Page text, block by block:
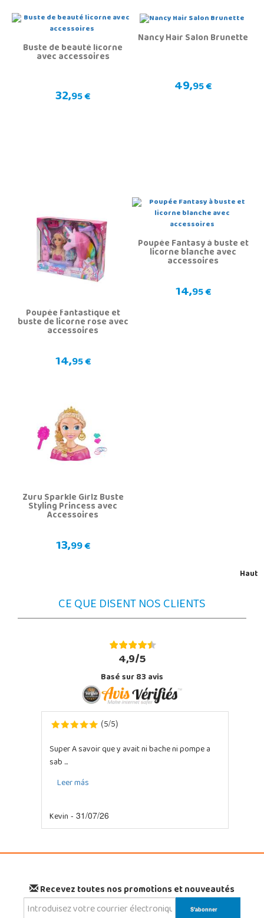
Buste de beauté licorne
avec accessoires
32,95 €
Nancy Hair Salon Brunette
49,95 €
Poupée fantastique et
buste de licorne rose avec
accessoires
14,95 €
Poupée Fantasy à buste et
licorne blanche avec
accessoires
14,95 €
Zuru Sparkle Girlz Buste
Styling Princess avec
Accessoires
13,99 €
Haut
CE QUE DISENT NOS CLIENTS
4,9/5
Basé sur83avis
(5/5)
Super A savoir que y avait ni bache ni pompe a
sab ...
Leer más
Kevin - 31/07/26
Recevez toutes nos promotions et nouveautés